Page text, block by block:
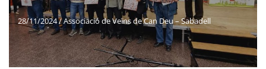
28/11/2024/Associació de Veïns de Can Deu – Sabadell